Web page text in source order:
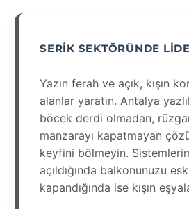
SERIK SEKTÖRÜNDE
Yazın ferah ve açık, kışın
alanlar yaratın. Antalya
böcek derdi olmadan,
manzarayı kapatmayan
keyfini bölmeyin.
açıldığında balkonunuzu
kapandığında ise kışın